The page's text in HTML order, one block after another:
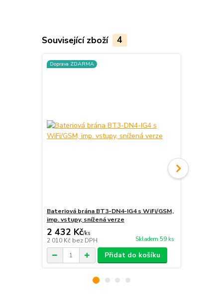
Související zboží 4
Doprava ZDARMA
Bateriová brána BT3-DN4-IG4 s WiFi/GSM,
imp. vstupy, snížená verze
2 432 Kč/ks
2 010 Kč bez DPH Skladem 59 ks
Přidat do košíku